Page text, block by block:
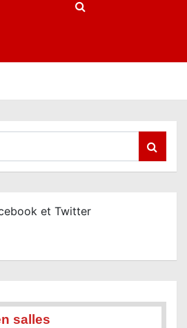
et Twitter
salles